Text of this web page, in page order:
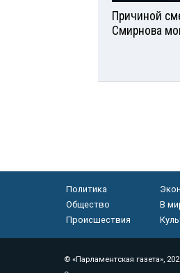
Причиной
Смирнова
Политика
Общество
В
Происшествия
© «Парламентская газета»,